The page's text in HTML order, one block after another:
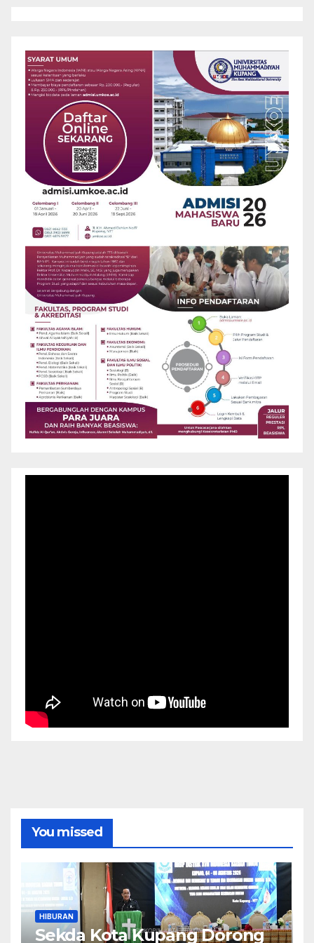
You missed
HIBURAN
Sekda Kota Kupang Dorong